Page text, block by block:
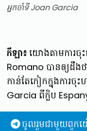
អ្នកចាំទី Joan Garcia
កីឡា៖ យោងតាមការចុ
Romano បានឲ្យដឹង
កាន់តែកៀកក្នុងការចុ
Garcia ពីក្លិប
ចូលរួមជាមួយពួកយ